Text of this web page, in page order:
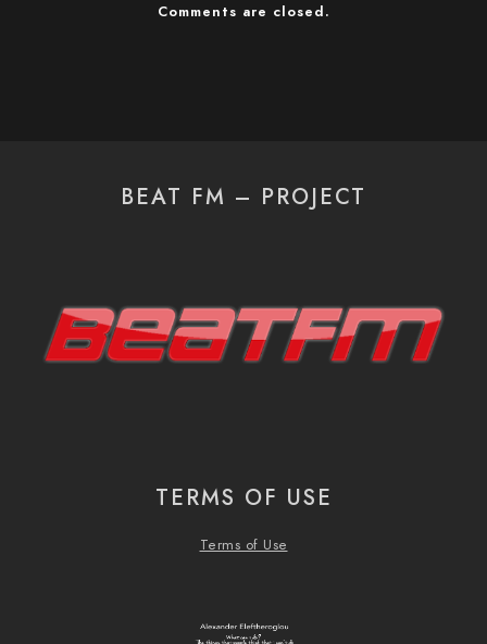
Comments are closed.
BEAT FM – PROJECT
TERMS OF USE
Terms of Use